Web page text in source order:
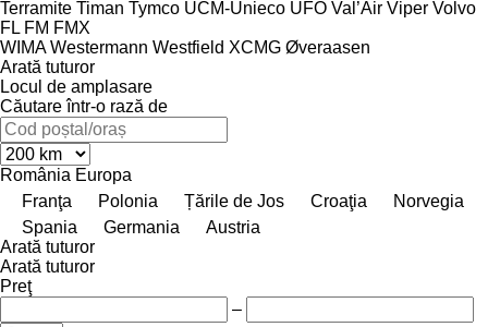
Terramite Timan Tymco UCM-Unieco UFO Val’Air Viper Volvo
FL FM FMX
WIMA Westermann Westfield XCMG Øveraasen
Arată tuturor
Locul de amplasare
Căutare într-o rază de
România Europa
Franţa
Polonia Țările de Jos Croaţia
Norvegia
Spania
Germania
Austria
Arată tuturor
Arată tuturor
Preţ
–